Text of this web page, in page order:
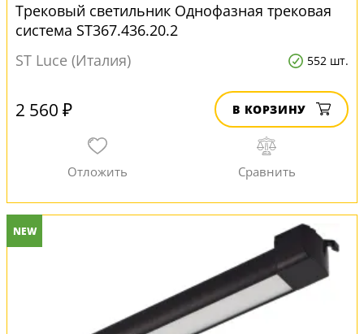
Трековый светильник Однофазная трековая
система ST367.436.20.2
ST Luce (Италия)
552 шт.
2 560 ₽ В КОРЗИНУ
NEW